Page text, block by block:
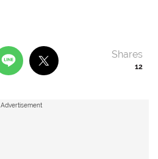
12
Shares
Advertisement